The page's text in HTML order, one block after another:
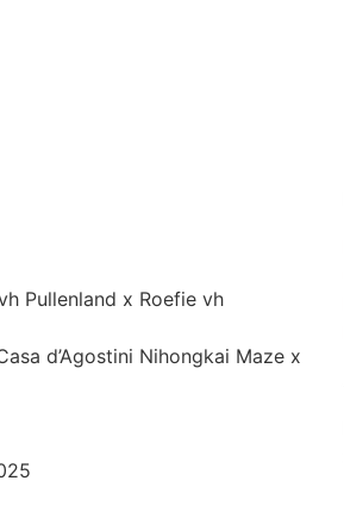
Pullenland x Roefie vh
d’Agostini Nihongkai Maze x